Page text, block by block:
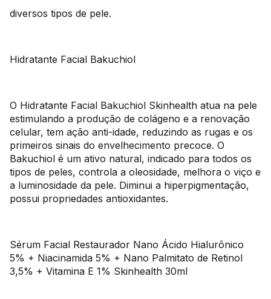
diversos tipos de pele.
Hidratante Facial Bakuchiol
O Hidratante Facial Bakuchiol Skinhealth atua na pele
estimulando a produção de colágeno e a renovação
celular, tem ação anti-idade, reduzindo as rugas e os
primeiros sinais do envelhecimento precoce. O
Bakuchiol é um ativo natural, indicado para todos os
tipos de peles, controla a oleosidade, melhora o viço e
a luminosidade da pele. Diminui a hiperpigmentação,
possui propriedades antioxidantes.
Sérum Facial Restaurador Nano Ácido Hialurônico
5% + Niacinamida 5% + Nano Palmitato de Retinol
3,5% + Vitamina E 1% Skinhealth 30ml